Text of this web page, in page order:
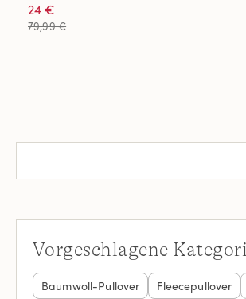
24 €
79,99 €
Vorgeschlagene
Baumwoll-Pullover Fleecepullover